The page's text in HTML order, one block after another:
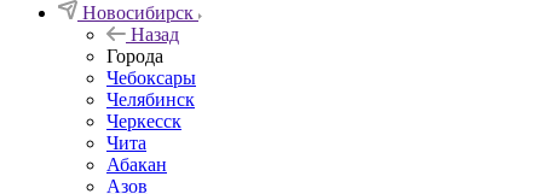
Новосибирск
Назад
Города
Чебоксары
Челябинск
Черкесск
Чита
Абакан
Азов